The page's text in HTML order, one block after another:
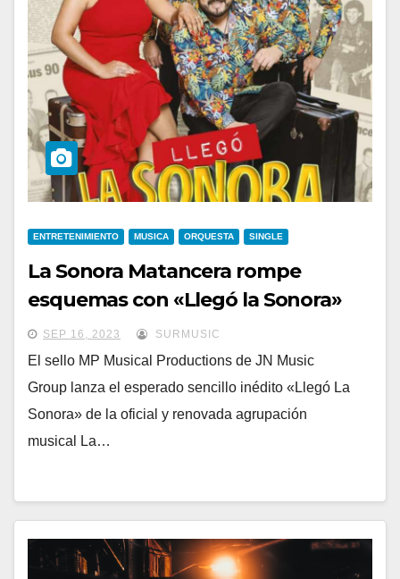
ENTRETENIMIENTO MUSICA ORQUESTA SINGLE
La Sonora Matancera rompe
esquemas con «Llegó la Sonora»
SEP 16, 2023 SURMUSIC
El sello MP Musical Productions de JN Music
Group lanza el esperado sencillo inédito «Llegó La
Sonora» de la oficial y renovada agrupación
musical La…